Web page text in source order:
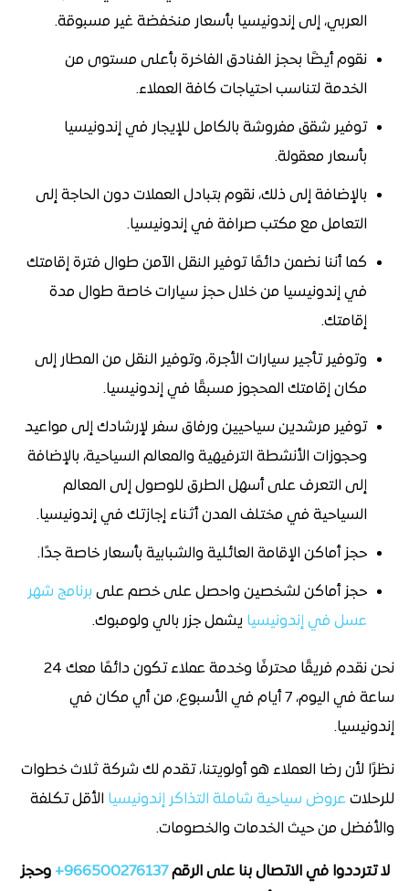
العربي، إلى إندونيسيا بأسعار منخفضة غير مسبوقة.
نقوم أيضًا بحجز الفنادق الفاخرة بأعلى مستوى من
الخدمة لتناسب احتياجات كافة العملاء.
توفير شقق مفروشة بالكامل للإيجار في إندونيسيا
بأسعار معقولة.
بالإضافة إلى ذلك، نقوم بتبادل العملات دون الحاجة إلى
التعامل مع مكتب صرافة في إندونيسيا.
كما أننا نضمن دائمًا توفير النقل الآمن طوال فترة إقامتك
في إندونيسيا من خلال حجز سيارات خاصة طوال مدة
إقامتك.
وتوفير تأجير سيارات الأجرة، وتوفير النقل من المطار إلى
مكان إقامتك المحجوز مسبقًا في إندونيسيا.
توفير مرشدين سياحيين ورفاق سفر لإرشادك إلى مواعيد
وحجوزات الأنشطة الترفيهية والمعالم السياحية، بالإضافة
إلى التعرف على أسهل الطرق للوصول إلى المعالم
السياحية في مختلف المدن أثناء إجازتك في إندونيسيا.
حجز أماكن الإقامة العائلية والشبابية بأسعار خاصة جدًا.
حجز أماكن لشخصين واحصل على خصم على برنامج شهر
عسل في إندونيسيا يشمل جزر بالي ولومبوك.
نحن نقدم فريقًا محترفًا وخدمة عملاء تكون دائمًا معك 24
ساعة في اليوم، 7 أيام في الأسبوع، من أي مكان في
إندونيسيا.
نظرًا لأن رضا العملاء هو أولويتنا، تقدم لك شركة ثلاث خطوات
للرحلات عروض سياحية شاملة التذاكر إندونيسيا الأقل تكلفة
والأفضل من حيث الخدمات والخصومات.
لا تترددوا في الاتصال بنا على الرقم966500276137+
وحجز